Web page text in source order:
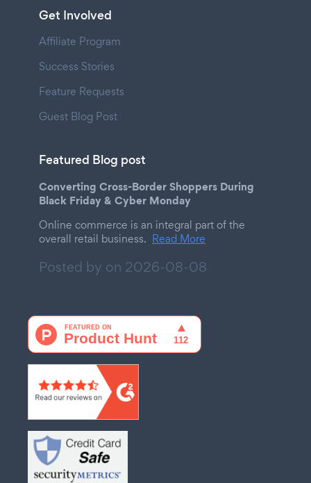
Get Involved
Affiliate Program
Success Stories
Feature Requests
Guest Blog Post
Featured Blog post
Converting Cross-Border Shoppers During
Black Friday & Cyber Monday
Online commerce is an integral part of the
overall retail business. Read More
Posted by on 2026-08-08